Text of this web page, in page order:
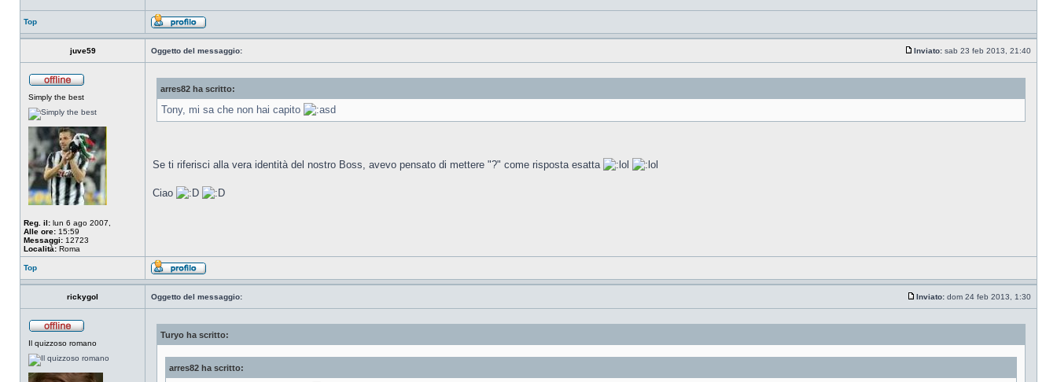
Top
juve59 Oggetto del messaggio: Inviato: sab 23 feb 2013, 21:40
Simply the best
Reg. il: lun 6 ago 2007,
Alle ore: 15:59
Messaggi: 12723
Località: Roma
arres82 ha scritto:
Tony, mi sa che non hai capito
Se ti riferisci alla vera identità del nostro Boss, avevo pensato di mettere "?" come risposta esatta
Ciao
Top
rickygol Oggetto del messaggio: Inviato: dom 24 feb 2013, 1:30
Il quizzoso romano
Turyo ha scritto:
arres82 ha scritto: